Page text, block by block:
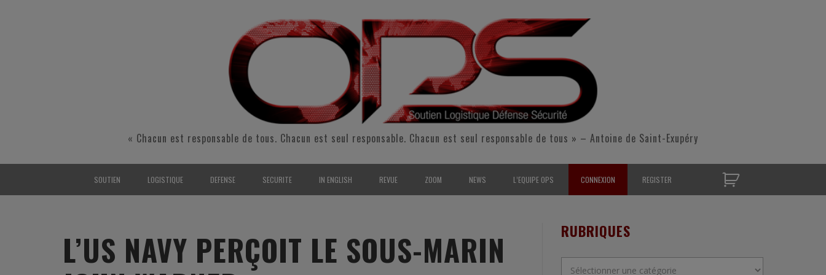
« Chacun est responsable de tous. Chacun est seul responsable. Chacun est seul responsable de tous » – Antoine de Saint-Exupéry
SOUTIEN
AIR
LOGISTIQUE
AIR
DEFENSE
AIR
SECURITE
FORMATION/ ENTRAÎNEMENT
IN ENGLISH
DEFENSE
REVUE ZOOM
ANALYSE
NEWS
2011
L’EQUIPE OPS
POUR NOUS CONTACTER
CONNEXION REGISTER
L’US NAVY PERÇOIT LE SOUS-MARIN
RUBRIQUES